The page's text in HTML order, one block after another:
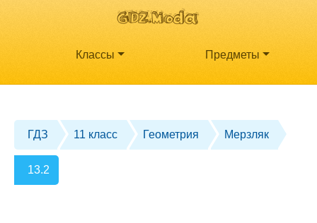
Классы Предметы
ГДЗ 11 класс Геометрия Мерзляк
13.2